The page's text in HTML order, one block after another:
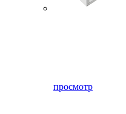
просмотр